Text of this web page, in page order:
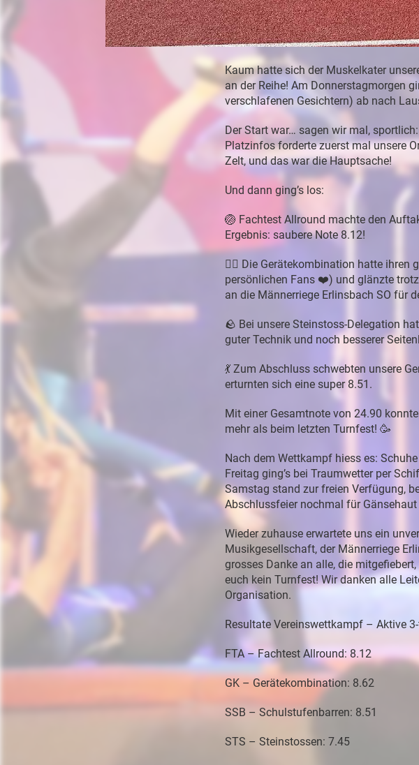
Kaum hatte sich der Muskelkater
an der Reihe! Am Donnerstagmorgen
verschlafenen Gesichtern) ab nach
Der Start war… sagen wir mal,
Platzinfos forderte zuerst mal unsere
Zelt, und das war die Hauptsache!
Und dann ging’s los:
🏐 Fachtest Allround machte den
Ergebnis: saubere Note 8.12!
🤸‍♀️ Die Gerätekombination hatte
persönlichen Fans ❤️) und glänzte
an die Männerriege Erlinsbach SO für
🪨 Bei unsere Steinstoss-Delegation
guter Technik und noch besserer
💃 Zum Abschluss schwebten unsere
erturnten sich eine super 8.51.
Mit einer Gesamtnote von 24.90
mehr als beim letzten Turnfest! 🥳
Nach dem Wettkampf hiess es:
Freitag ging’s bei Traumwetter per
Samstag stand zur freien Verfügung,
Abschlussfeier nochmal für Gänsehaut
Wieder zuhause erwartete uns ein
Musikgesellschaft, der Männerriege
grosses Danke an alle, die
euch kein Turnfest! Wir danken alle
Organisation.
Resultate Vereinswettkampf – Aktive
FTA – Fachtest Allround: 8.12
GK – Gerätekombination: 8.62
SSB – Schulstufenbarren: 8.51
STS – Steinstossen: 7.45